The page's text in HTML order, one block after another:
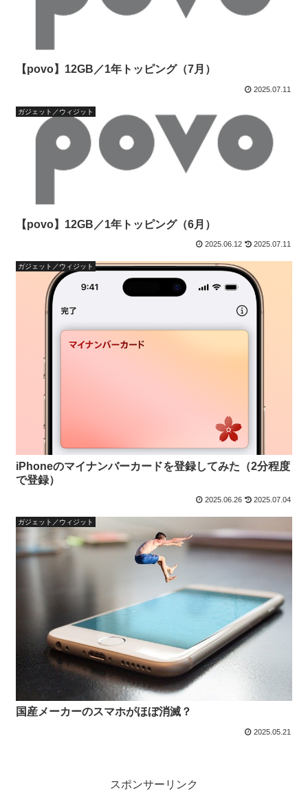
【povo】12GB／1年トッピング（7月）
2025.07.11
ガジェット／ウィジット
【povo】12GB／1年トッピング（6月）
2025.06.12 2025.07.11
ガジェット／ウィジット
iPhoneのマイナンバーカードを登録してみた（2分程度
で登録）
2025.06.26 2025.07.04
ガジェット／ウィジット
国産メーカーのスマホがほぼ消滅？
2025.05.21
スポンサーリンク